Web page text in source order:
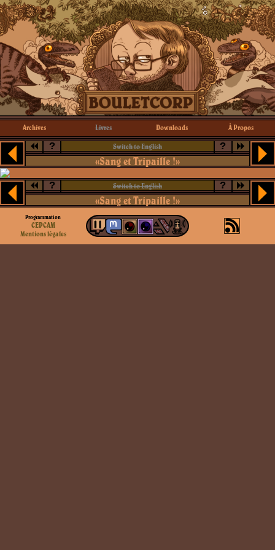
Archives Livres Downloads À Propos
? Switch to English ?
«Sang et Tripaille !»
? Switch to English ?
«Sang et Tripaille !»
Programmation
CEPCAM
Mentions légales